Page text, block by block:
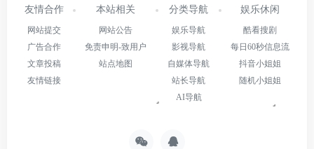
友情合作
网站提交
广告合作
文章投稿
友情链接
本站相关
网站公告
免责申明-致用户
站点地图
分类导航
娱乐导航
影视导航
自媒体导航
站长导航
AI导航
娱乐休闲
酷看搜剧
每日60秒信息流
抖音小姐姐
随机小姐姐